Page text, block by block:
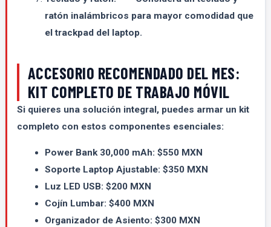
ratón inalámbricos para mayor comodidad que
el trackpad del laptop.
ACCESORIO RECOMENDADO DEL MES:
KIT COMPLETO DE TRABAJO MÓVIL
Si quieres una solución integral, puedes armar un kit
completo con estos componentes esenciales:
Power Bank 30,000 mAh: $550 MXN
Soporte Laptop Ajustable: $350 MXN
Luz LED USB: $200 MXN
Cojín Lumbar: $400 MXN
Organizador de Asiento: $300 MXN